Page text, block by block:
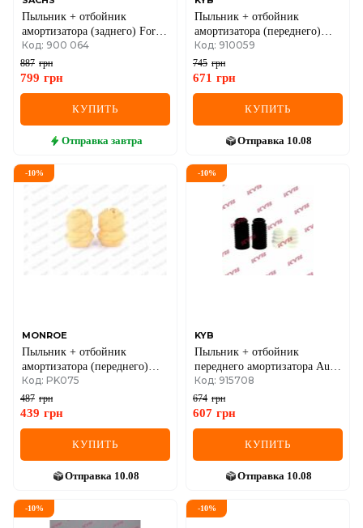
Пыльник + отбойник
амортизатора (заднего) Ford
Fiesta 01-08 (к-кт 2шт)
Код: 900 064
887 грн
799 грн
КУПИТЬ
Отправка завтра
Пыльник + отбойник
амортизатора (переднего)
Skoda Octavia/VW Golf V 04-
(к-кт 2 шт.)
Код: 910059
745 грн
671 грн
КУПИТЬ
Отправка 10.08
-10%
MONROE
Пыльник + отбойник
амортизатора (переднего)
Opel Vectra B
Код: PK075
487 грн
439 грн
КУПИТЬ
Отправка 10.08
-10%
KYB
Пыльник + отбойник
переднего амортизатора Audi
A4, A6 / VW Passat B5
Код: 915708
674 грн
607 грн
КУПИТЬ
Отправка 10.08
-10% -10%